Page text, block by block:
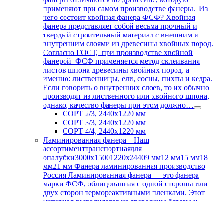
применяют при самом производстве фанеры. Из
чего состоит хвойная фанера ФСФ? Хвойная
фанера представляет собой весьма прочный и
твердый строительный материал с внешним и
внутренним слоями из древесины хвойных пород.
Согласно ГОСТ, при производстве хвойной
фанерой ФСФ применяется метод склеивания
листов шпона древесины хвойных пород, а
именно: лиственницы, ели, сосны, пихты и кедра.
Если говорить о внутренних слоев, то их обычно
производят из лиственного или хвойного шпона,
однако, качество фанеры при этом должно…
СОРТ 2/3, 2440х1220 мм
СОРТ 3/3, 2440х1220 мм
СОРТ 4/4, 2440х1220 мм
Ламинированная фанера – Наш
ассортименттранспортнаядля
опалубки3000х15001220х24409 мм12 мм15 мм18
мм21 мм Фанера ламинированная производство
Россия Ламинированная фанера — это фанера
марки ФСФ, облицованная с одной стороны или
двух сторон термореактивными пленками. Этот